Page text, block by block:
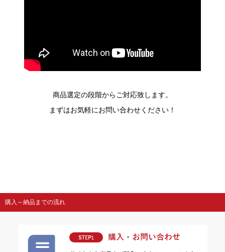
商品選定の段階からご対応致します。
まずはお気軽にお問い合わせください！
購入～納品までの流れ